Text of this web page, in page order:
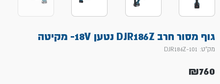
גוף מסור חרב DJR186Z נטען 18V- מקיטה
מק"ט: 101-DJR186Z
₪760